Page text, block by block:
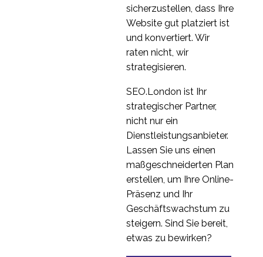
sicherzustellen, dass Ihre
Website gut platziert ist
und konvertiert. Wir
raten nicht, wir
strategisieren.
SEO.London ist Ihr
strategischer Partner,
nicht nur ein
Dienstleistungsanbieter.
Lassen Sie uns einen
maßgeschneiderten Plan
erstellen, um Ihre Online-
Präsenz und Ihr
Geschäftswachstum zu
steigern. Sind Sie bereit,
etwas zu bewirken?